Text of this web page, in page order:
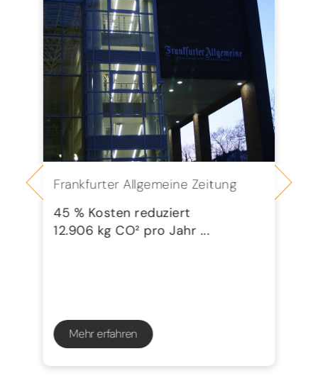
Frankfurter Allgemeine Zeitung
45 % Kosten reduziert
12.906 kg CO² pro Jahr ...
Mehr erfahren